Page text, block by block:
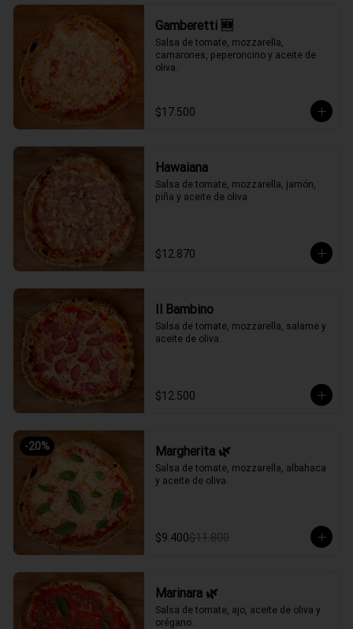
Gamberetti 🆕
Salsa de tomate, mozzarella,
camarones, peperoncino y aceite de
oliva.
$17.500
Hawaiana
Salsa de tomate, mozzarella, jamón,
piña y aceite de oliva.
$12.870
Il Bambino
Salsa de tomate, mozzarella, salame y
aceite de oliva.
$12.500
-20% Margherita 🌿
Salsa de tomate, mozzarella, albahaca
y aceite de oliva.
$9.400$11.800
Marinara 🌿
Salsa de tomate, ajo, aceite de oliva y
orégano.